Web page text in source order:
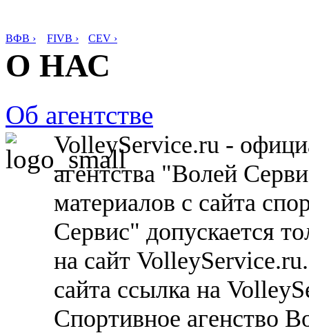
ВФВ › FIVB › CEV ›
О НАС
Об агентстве
VolleyService.ru -
агентства "Волей
материалов с сайта
Сервис" допускается
на сайт
сайта ссылка на
Спортивное агенство